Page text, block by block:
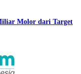
Molor dari Target